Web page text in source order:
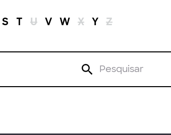
S T U V W X Y Z